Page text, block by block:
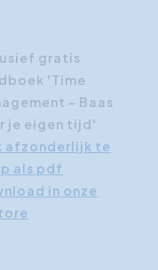
gratis
'Time
- Baas
je eigen tijd'
afzonderlijk te
als pdf
in onze